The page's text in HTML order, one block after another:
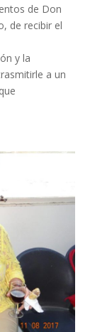
de Don
de recibir el
y la
a un